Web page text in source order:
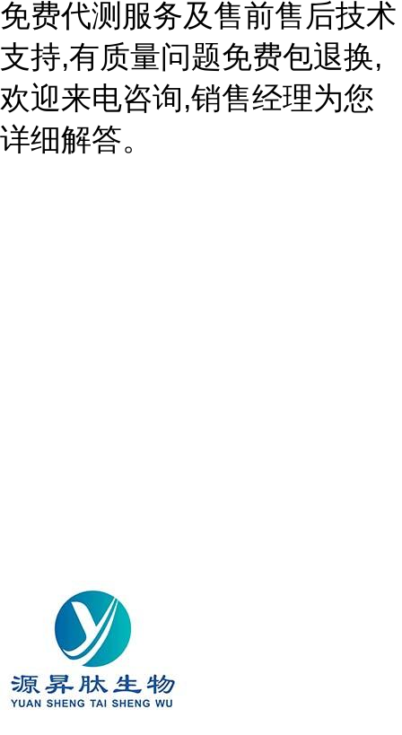
免费代测服务及售前售后技术
支持,有质量问题免费包退换,
欢迎来电咨询,销售经理为您
详细解答。